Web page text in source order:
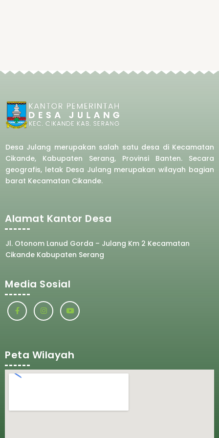
Desa Julang merupakan salah satu desa di Kecamatan
Cikande, Kabupaten Serang, Provinsi Banten. Secara
geografis, letak Desa Julang merupakan wilayah bagian
barat Kecamatan Cikande.
Alamat Kantor Desa
Jl. Otonom Lanud Gorda – Julang Km 2 Kecamatan
Cikande Kabupaten Serang
Media Sosial
Peta Wilayah